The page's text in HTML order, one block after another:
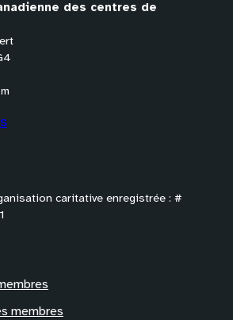
des centres de
caritative enregistrée : #
membres